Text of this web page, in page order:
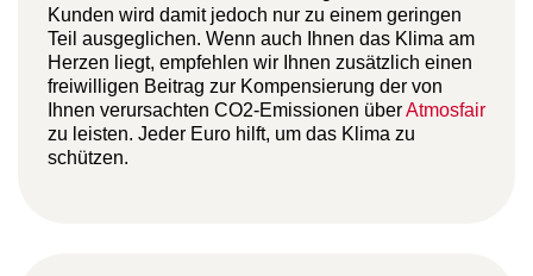
Kunden wird damit jedoch nur zu einem geringen
Teil ausgeglichen. Wenn auch Ihnen das Klima am
Herzen liegt, empfehlen wir Ihnen zusätzlich einen
freiwilligen Beitrag zur Kompensierung der von
Ihnen verursachten CO2-Emissionen überAtmosfair
zu leisten. Jeder Euro hilft, um das Klima zu
schützen.